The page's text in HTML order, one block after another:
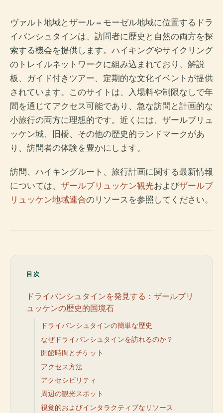
ヴァルト地域とザール＝モーゼル地域に位置するドラ
イバンシュタインは、訪問者に歴史と自然の両方を探
索する機会を提供します。ハイキングやサイクリング
のトレイルネットワークに組み込まれており、解説
板、ガイド付きツアー、定期的な文化イベントが提供
されています。このサイトは、入場料や制限なしで年
間を通じてアクセス可能であり、急な訪問と計画的な
小旅行の両方に理想的です。近くには、ザールブリュ
ッケン城、旧橋、その他の歴史的ランドマークがあ
り、訪問者の体験を豊かにします。
訪問、ハイキングルート、旅行計画に関する最新情報
については、 ザールブリュッケン観光およびザールブ
リュッケン地域連合のリソースを参照してください。
目次
ドライバンシュタインを発見する：ザールブリ
ュッケンの歴史的国境石
ドライバンシュタインの簡単な歴史
なぜドライバンシュタインを訪れるのか？
開館時間とチケット
アクセス方法
アクセシビリティ
周辺の観光スポット
視覚的およびインタラクティブなリソース